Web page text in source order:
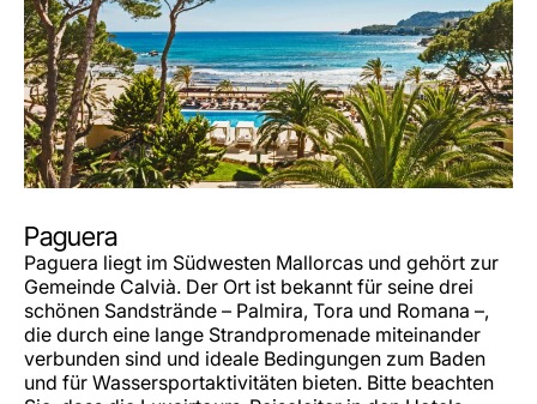
Paguera
Paguera liegt im Südwesten Mallorcas und gehört zur
Gemeinde Calvià. Der Ort ist bekannt für seine drei
schönen Sandstrände – Palmira, Tora und Romana –,
die durch eine lange Strandpromenade miteinander
verbunden sind und ideale Bedingungen zum Baden
und für Wassersportaktivitäten bieten. Bitte beachten